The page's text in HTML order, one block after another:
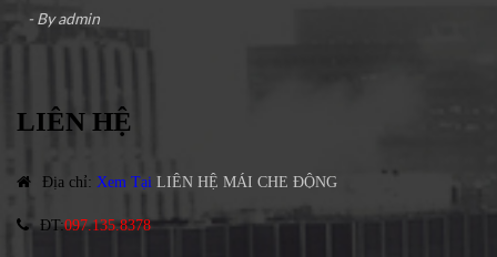
- Byadmin
LIÊN HỆ
Địa chỉ: Xem Tại LIÊN HỆ MÁI CHE ĐỘNG
ĐT:097.135.8378